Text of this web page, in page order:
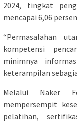
2024, tingkat
mencapai 6,06
“Permasalahan
kompetensi
minimnya
keterampilan
Melalui Naker
mempersempit
pelatihan,